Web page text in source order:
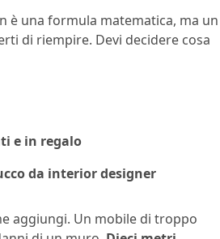
è una formula matematica, ma un
di riempire. Devi decidere cosa
e in regalo
da interior designer
aggiungi. Un mobile di troppo